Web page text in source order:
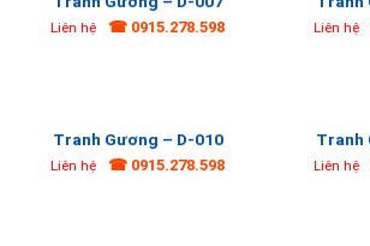
Liên hệ ☎ 0915.278.598 Liên hệ
Tranh Gương – D-010
Liên hệ ☎ 0915.278.598
Tranh
Liên hệ